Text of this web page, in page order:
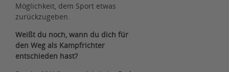
Möglichkeit, dem Sport etwas
zurückzugeben.
Weißt du noch, wann du dich für
den Weg als Kampfrichter
entschieden hast?